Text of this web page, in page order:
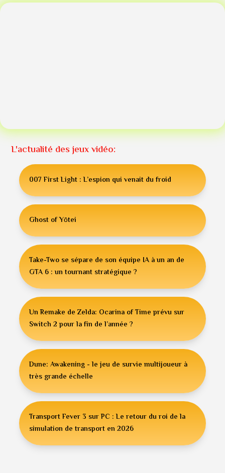
L'actualité des jeux vidéo:
007 First Light : L’espion qui venait du froid
Ghost of Yōtei
Take-Two se sépare de son équipe IA à un an de
GTA 6 : un tournant stratégique ?
Un Remake de Zelda: Ocarina of Time prévu sur
Switch 2 pour la fin de l’année ?
Dune: Awakening - le jeu de survie multijoueur à
très grande échelle
Transport Fever 3 sur PC : Le retour du roi de la
simulation de transport en 2026